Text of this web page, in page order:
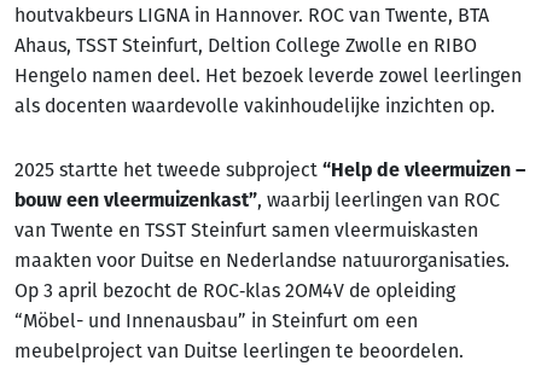
houtvakbeurs LIGNA in Hannover. ROC van Twente, BTA
Ahaus, TSST Steinfurt, Deltion College Zwolle en RIBO
Hengelo namen deel. Het bezoek leverde zowel leerlingen
als docenten waardevolle vakinhoudelijke inzichten op.
2025 startte het tweede subproject “Help de vleermuizen –
bouw een vleermuizenkast”, waarbij leerlingen van ROC
van Twente en TSST Steinfurt samen vleermuiskasten
maakten voor Duitse en Nederlandse natuurorganisaties.
Op 3 april bezocht de ROC‑klas 2OM4V de opleiding
“Möbel- und Innenausbau” in Steinfurt om een
meubelproject van Duitse leerlingen te beoordelen.